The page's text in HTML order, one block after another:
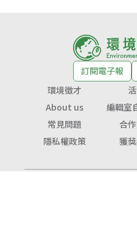
訂閱電子報
環境徵才
About us
編輯室
常見問題
合
隱私權政策
獲